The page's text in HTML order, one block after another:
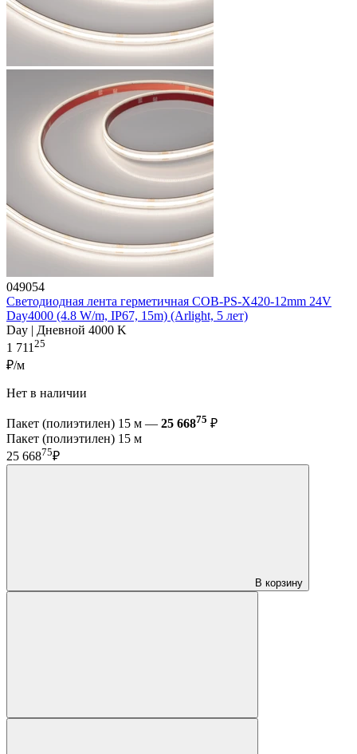
049054
Светодиодная лента герметичная COB-PS-X420-12mm 24V
Day4000 (4.8 W/m, IP67, 15m) (Arlight, 5 лет)
Day | Дневной 4000 K
1 71125
₽/м
Нет в наличии
Пакет (полиэтилен) 15 м — 25 66875 ₽
Пакет (полиэтилен) 15 м
25 66875₽
В корзину